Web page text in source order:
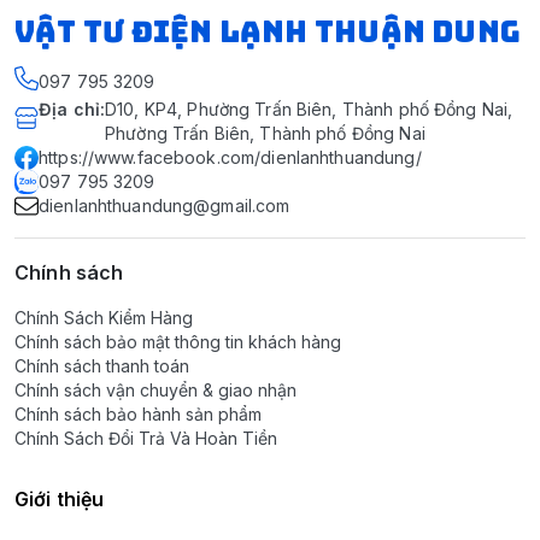
VẬT TƯ ĐIỆN LẠNH THUẬN DUNG
097 795 3209
Địa chỉ:D10, KP4, Phường Trấn Biên, Thành phố Đồng Nai,
Phường Trấn Biên, Thành phố Đồng Nai
https://www.facebook.com/dienlanhthuandung/
097 795 3209
dienlanhthuandung@gmail.com
Chính sách
Chính Sách Kiểm Hàng
Chính sách bảo mật thông tin khách hàng
Chính sách thanh toán
Chính sách vận chuyển & giao nhận
Chính sách bảo hành sản phẩm
Chính Sách Đổi Trả Và Hoàn Tiền
Giới thiệu